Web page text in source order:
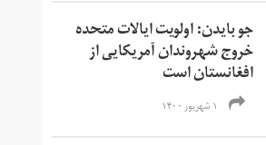
جو بایدن: اولویت ایالات متحده
خروج شهروندان آمریکایی از
افغانستان است
۱ شهریور ۱۴۰۰